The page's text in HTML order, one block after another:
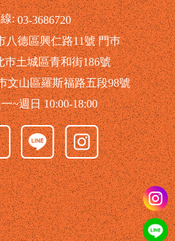
線:03-3686720
八德區興仁路11號 門巿
巿土城區青和街186號
文山區羅斯福路五段98號
~週日 10:00-18:00